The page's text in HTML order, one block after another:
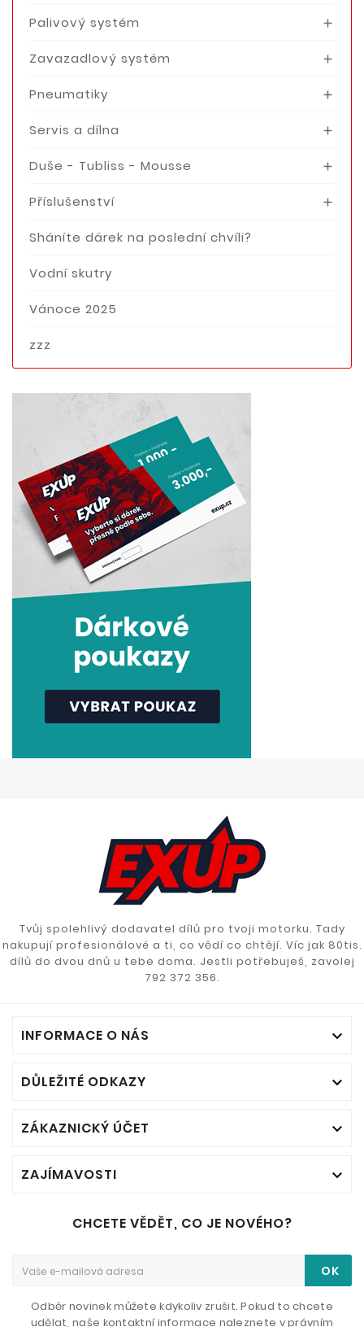
Palivový systém 
Zavazadlový systém 
Pneumatiky 
Servis a dílna 
Duše - Tubliss - Mousse 
Příslušenství 
Sháníte dárek na poslední chvíli?
Vodní skutry
Vánoce 2025
zzz
Tvůj spolehlivý dodavatel dílů pro tvoji motorku. Tady
nakupují profesionálové a ti, co vědí co chtějí. Víc jak 80tis.
dílů do dvou dnů u tebe doma. Jestli potřebuješ, zavolej
792 372 356.
INFORMACE O NÁS 
DŮLEŽITÉ ODKAZY 
ZÁKAZNICKÝ ÚČET 
ZAJÍMAVOSTI 
CHCETE VĚDĚT, CO JE NOVÉHO?
OK
Odběr novinek můžete kdykoliv zrušit. Pokud to chcete
udělat, naše kontaktní informace naleznete v právním